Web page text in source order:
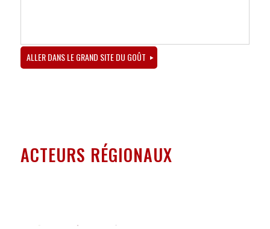
ALLER DANS LE GRAND SITE DU GOÛT
ACTEURS RÉGIONAUX